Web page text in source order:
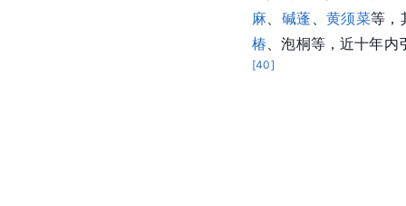
麻、 碱蓬、 黄须菜等，
椿、泡桐等，近十年内
[40]